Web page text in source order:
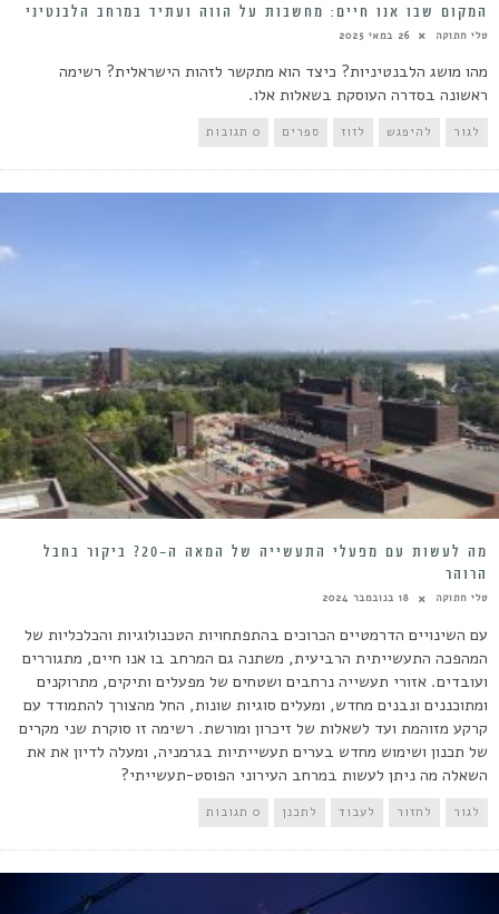
המקום שבו אנו חיים: מחשבות על הווה ועתיד במרחב הלבנטיני
טלי חתוקה 26 במאי 2025
מהו מושג הלבנטיניות? כיצד הוא מתקשר לזהות הישראלית? רשימה
ראשונה בסדרה העוסקת בשאלות אלו.
לגור להיפגש לזוז ספרים 0 תגובות
מה לעשות עם מפעלי התעשייה של המאה ה-20? ביקור בחבל
הרוהר
טלי חתוקה 18 בנובמבר 2024
עם השינויים הדרמטיים הכרוכים בהתפתחויות הטכנולוגיות והכלכליות של
המהפכה התעשייתית הרביעית, משתנה גם המרחב בו אנו חיים, מתגוררים
ועובדים. אזורי תעשייה נרחבים ושטחים של מפעלים ותיקים, מתרוקנים
ומתוכננים ונבנים מחדש, ומעלים סוגיות שונות, החל מהצורך להתמודד עם
קרקע מזוהמת ועד לשאלות של זיכרון ומורשת. רשימה זו סוקרת שני מקרים
של תכנון ושימוש מחדש בערים תעשייתיות בגרמניה, ומעלה לדיון את את
השאלה מה ניתן לעשות במרחב העירוני הפוסט-תעשייתי?
לגור לחזור לעבוד לתכנן 0 תגובות